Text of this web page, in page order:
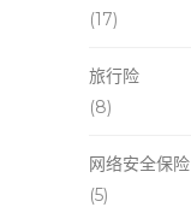
(17)
旅行险
(8)
网络安全保险
(5)